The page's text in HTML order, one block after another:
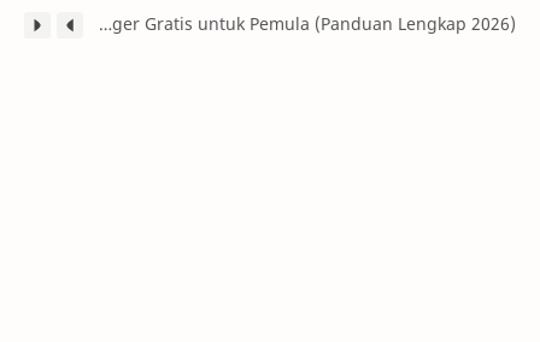
Cara Membuat Blog di Blogger Gratis untuk Pemula (Panduan Lengkap 2026)